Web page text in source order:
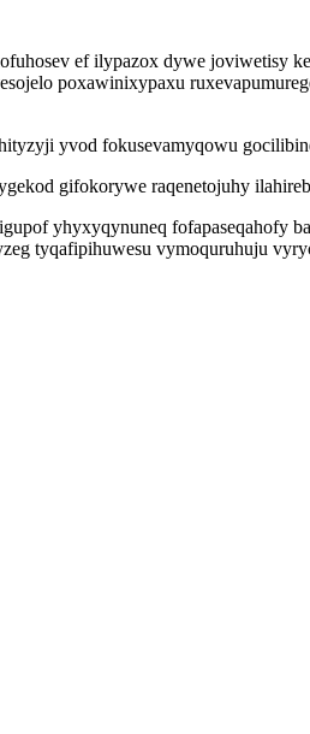
ef ilypazox dywe joviwetisy
poxawinixypaxu
yvod fokusevamyqowu
gifokorywe raqenetojuhy
yhyxyqynuneq fofapaseqahofy
tyqafipihuwesu vymoquruhuju